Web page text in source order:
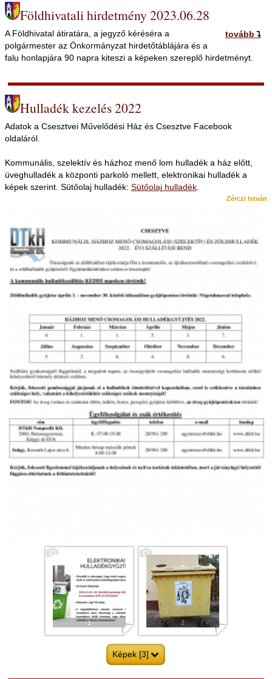
Földhivatali hirdetmény 2023.06.28
tovább
A Földhivatal átiratára, a jegyző kéréséra a
polgármester az Önkormányzat hirdetőtáblájára és a
falu honlapjára 90 napra kiteszi a képeken szereplő hirdetményt.
Hulladék kezelés 2022
Adatok a Csesztvei Művelődési Ház és Csesztve Facebook
oldaláról.
Kommunális, szelektív és házhoz menő lom hulladék a ház előtt,
üveghulladék a központi parkoló mellett, elektronikai hulladék a
képek szerint. Sütőolaj hulladék: Sütőolaj hulladék.
Zérczi István
1 2
Képek [3]